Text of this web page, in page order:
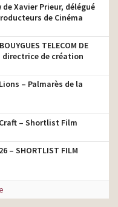
de Xavier Prieur, délégué
de Cinéma
TELECOM DE
directrice de création
– Palmarès de la
Craft – Shortlist Film
– SHORTLIST FILM